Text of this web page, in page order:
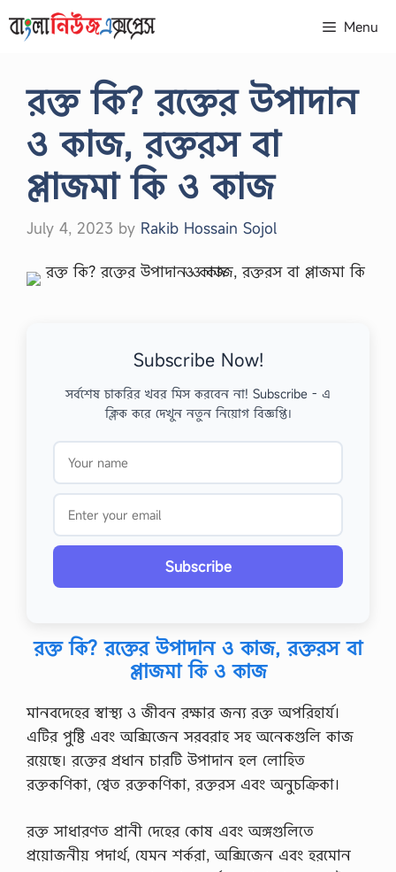
to
Menu
রক্ত কি? রক্তের উপাদান
ও কাজ, রক্তরস বা
প্লাজমা কি ও কাজ
July 4, 2023 by Rakib Hossain Sojol
Subscribe Now!
সর্বশেষ চাকরির খবর মিস করবেন না! Subscribe - এ
ক্লিক করে দেখুন নতুন নিয়োগ বিজ্ঞপ্তি।
Subscribe
রক্ত কি? রক্তের উপাদান ও কাজ, রক্তরস বা
প্লাজমা কি ও কাজ
মানবদেহের স্বাস্থ্য ও জীবন রক্ষার জন্য রক্ত অপরিহার্য।
এটির পুষ্টি এবং অক্সিজেন সরবরাহ সহ অনেকগুলি কাজ
রয়েছে। রক্তের প্রধান চারটি উপাদান হল লোহিত
রক্তকণিকা, শ্বেত রক্তকণিকা, রক্তরস এবং অনুচক্রিকা।
রক্ত সাধারণত প্রানী দেহের কোষ এবং অঙ্গগুলিতে
প্রয়োজনীয় পদার্থ, যেমন শর্করা, অক্সিজেন এবং হরমোন